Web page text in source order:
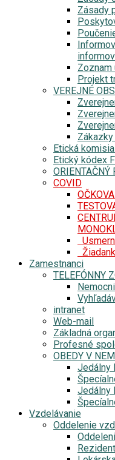
Zásady
Zoznam
Projekt
VEREJNÉ
Etická
Etický kódex
ORIENTAČNÝ
COVID
Zamestnanci
TELEFÓNNY
intranet
Web-mail
Základná
Profesné
OBEDY V
Jedálny
Jedálny
Vzdelávanie
Oddelenie